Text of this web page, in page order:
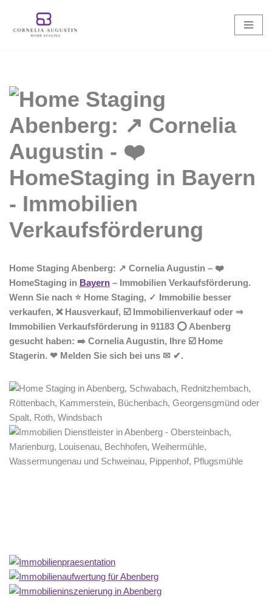
Zum
Home Staging Abenberg: ↗️ Cornelia Augustin – ❤️
HomeStaging in Bayern – Immobilien Verkaufsförderung.
Wenn Sie nach ⭐ Home Staging, ✓ Immobilie besser
verkaufen, ❌ Hausverkauf, ☑️ Immobilienverkauf oder ⇒
Immobilien Verkaufsförderung in 91183 ⭕ Abenberg
gesucht haben: ➡️ Cornelia Augustin, Ihre ☑️ Home
Stagerin. ❤ Melden Sie sich bei uns ✉ ✔.